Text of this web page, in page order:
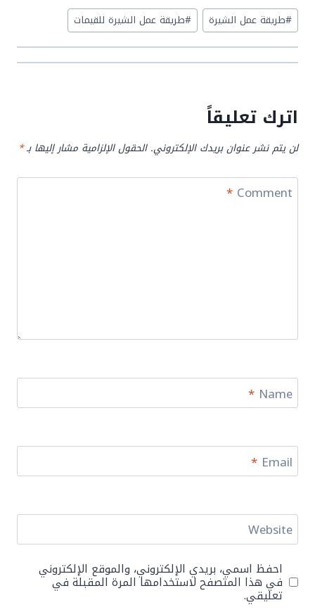
Post
Tags:
#طريقة عمل الشيرة #طريقة عمل الشيرة للقيمات
اترك تعليقاً
لن يتم نشر عنوان بريدك الإلكتروني. الحقول الإلزامية مشار إليها بـ*
Comment
*
Name
*
Email
*
Website
احفظ اسمي، بريدي الإلكتروني، والموقع الإلكتروني
في هذا المتصفح لاستخدامها المرة المقبلة في
تعليقي.